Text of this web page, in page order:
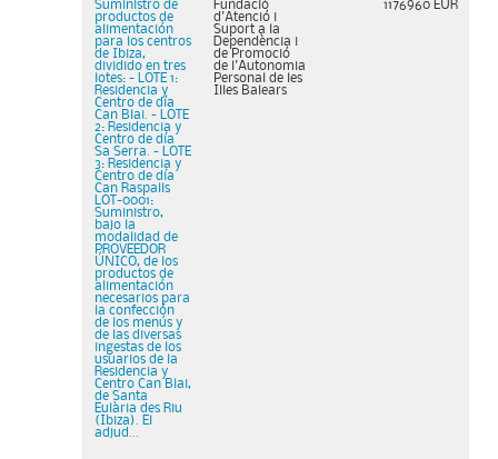
Suministro de
productos de
alimentación
para los centros
de Ibiza,
dividido en tres
lotes: - LOTE 1:
Residencia y
Centro de día
Can Blai. - LOTE
2: Residencia y
Centro de día
Sa Serra. - LOTE
3: Residencia y
Centro de día
Can Raspalls
LOT-0001:
Suministro,
bajo la
modalidad de
PROVEEDOR
ÚNICO, de los
productos de
alimentación
necesarios para
la confección
de los menús y
de las diversas
ingestas de los
usuarios de la
Residencia y
Centro Can Blai,
de Santa
Eulària des Riu
(Ibiza). El
adjud...
Fundació
d'Atenció i
Suport a la
Dependència i
de Promoció
de l'Autonomia
Personal de les
Illes Balears
1176960 EUR